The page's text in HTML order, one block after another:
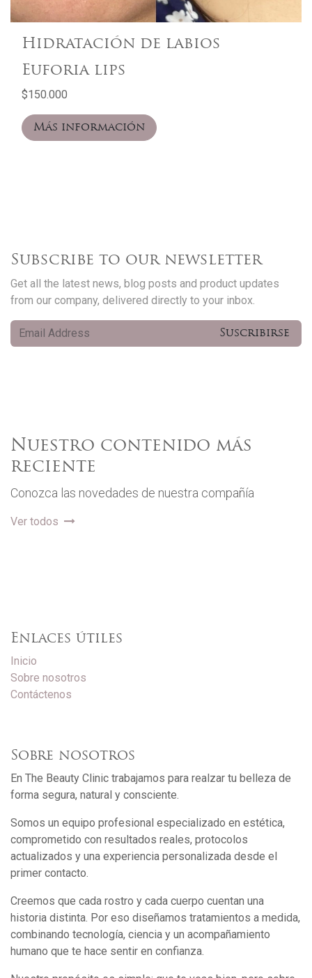
Hidratación de labios
Euforia lips
$150.000
Más información
Subscribe to our newsletter
Get all the latest news, blog posts and product updates
from our company, delivered directly to your inbox.
Suscribirse
Nuestro contenido más
reciente
Conozca las novedades de nuestra compañía
Ver todos
Enlaces útiles
Inicio
Sobre nosotros
Contáctenos
Sobre nosotros
En The Beauty Clinic trabajamos para realzar tu belleza de
forma segura, natural y consciente.
Somos un equipo profesional especializado en estética,
comprometido con resultados reales, protocolos
actualizados y una experiencia personalizada desde el
primer contacto.
Creemos que cada rostro y cada cuerpo cuentan una
historia distinta. Por eso diseñamos tratamientos a medida,
combinando tecnología, ciencia y un acompañamiento
humano que te hace sentir en confianza.